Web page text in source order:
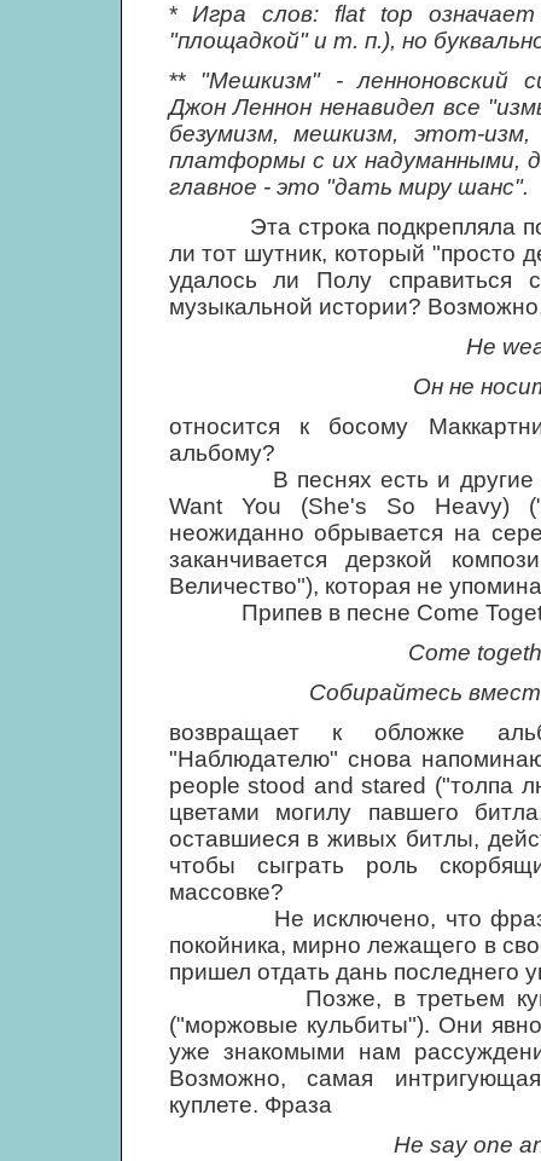
*Игра слов: flat top
"площадкой" и т. п.), но
** "Мешкизм" - ленноновский
Джон Леннон ненавидел все
безумизм, мешкизм, этот-
платформы с их надуманными,
главное - это "дать миру шанс".
Эта строка подкрепляла
ли тот шутник, который "просто
удалось ли Полу справиться
музыкальной истории?
Не
Он не
относится к босому
альбому?
В песнях есть и другие
Want You (She's So Heavy)
неожиданно обрывается на
заканчивается дерзкой
Величество"), которая не
Припев в песне Come
Come
Собирайтесь
возвращает к обложке
"Наблюдателю" снова
people stood and stared ("толпа
цветами могилу павшего
оставшиеся в живых битлы,
чтобы сыграть роль
массовке?
Не исключено, что фраза
покойника, мирно лежащего в
пришел отдать дань последнего
Позже, в третьем
("моржовые кульбиты"). Они
уже знакомыми нам
Возможно, самая
куплете. Фраза
Не say one